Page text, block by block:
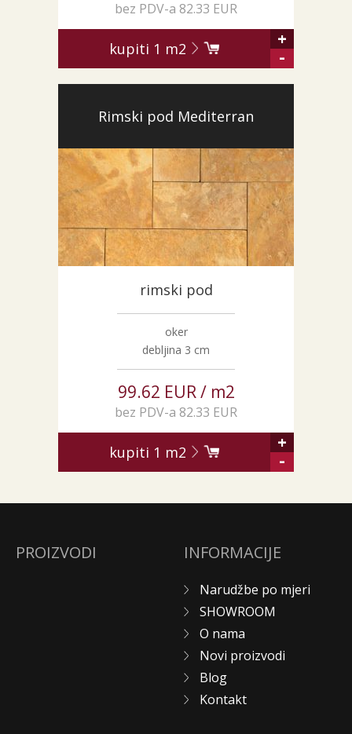
bez PDV-a 82.33 EUR
kupiti 1 m2
+
-
Rimski pod Mediterran
rimski pod
oker
debljina 3 cm
99.62 EUR / m2
bez PDV-a 82.33 EUR
kupiti 1 m2
+
-
PROIZVODI INFORMACIJE
Narudžbe po mjeri
SHOWROOM
O nama
Novi proizvodi
Blog
Kontakt